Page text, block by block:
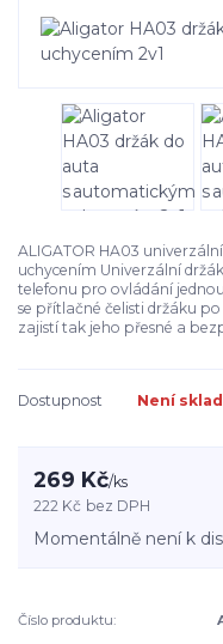
ALIGATOR HA03
uchycením Univerzální
telefonu pro ovládání
se přítlačné čelisti držáku
zajistí tak jeho přesné a
Dostupnost Není
269 Kč/ks
222 Kč bez DPH
Momentálně není k
Číslo produktu: